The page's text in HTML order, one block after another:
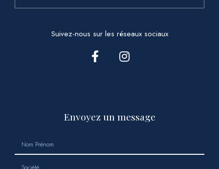
Suivez-nous sur les réseaux sociaux
Envoyez un message
Nom Prénom
Société